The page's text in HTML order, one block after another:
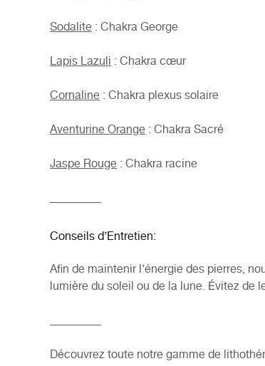
Sodalite : Chakra George
Lapis Lazuli : Chakra cœur
Cornaline : Chakra plexus solaire
Aventurine Orange : Chakra Sacré
Jaspe Rouge : Chakra racine
_________
Conseils d’Entretien:
Afin de maintenir l’énergie des pierres,
lumière du soleil ou de la lune. Évitez de
_________
Découvrez toute notre gamme de